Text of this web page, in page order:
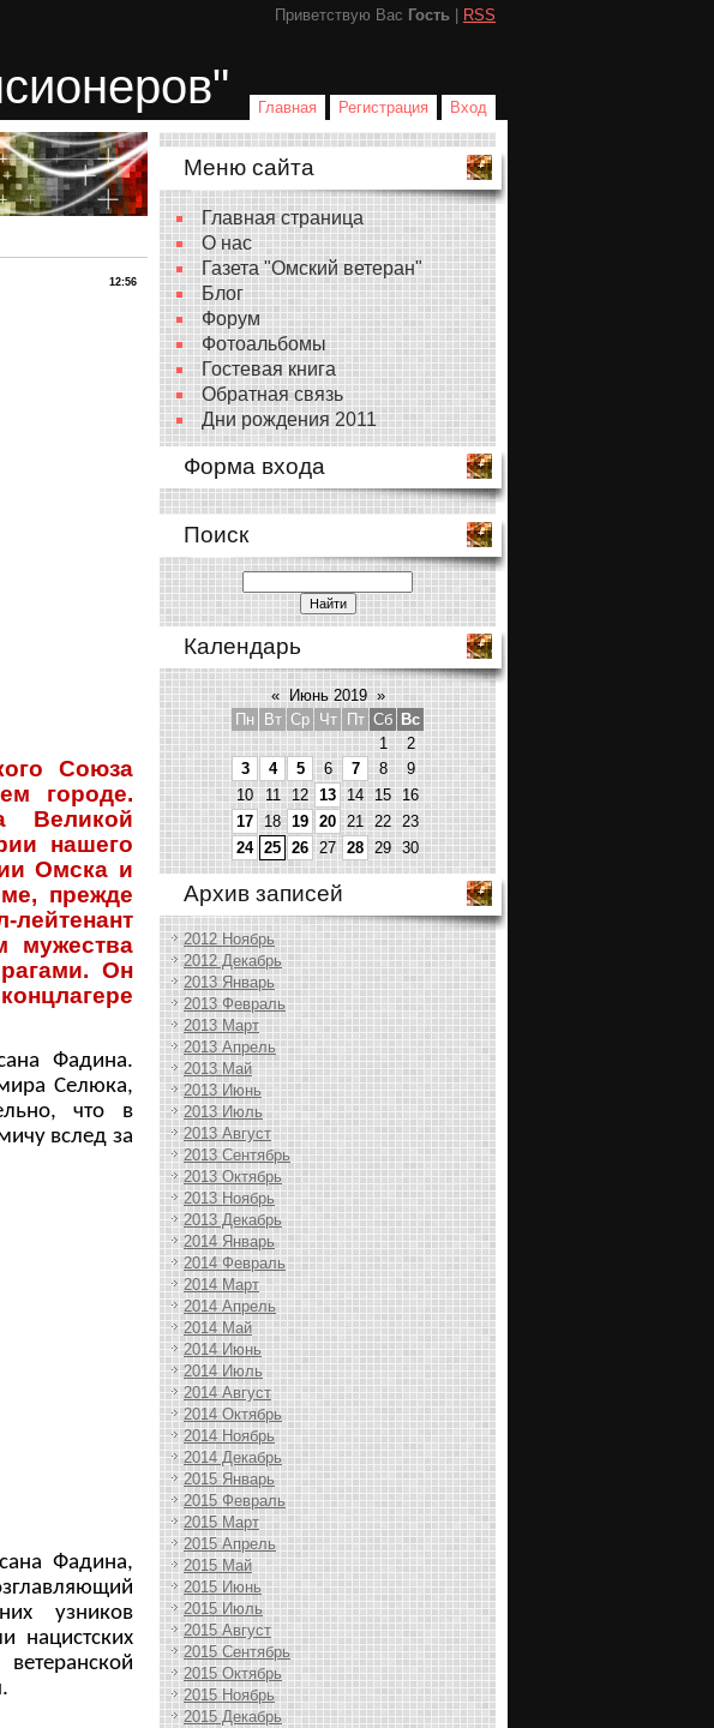
Приветствую Вас Гость RSS
Главная Регистрация Вход
12:56
Союза
городе.
Великой
нашего
Омска и
прежде
мужества
Он
Фадина.
Селюка,
что в
вслед за
Фадина,
узников
нацистских
Меню сайта
Главная страница
О нас
Газета "Омский ветеран"
Блог
Форум
Фотоальбомы
Гостевая книга
Обратная связь
Дни рождения 2011
Форма входа
Поиск
Календарь
« Июнь 2019 »
Пн
Вт Ср Чт Пт Сб Вс
1
2
3
4 5 6 7 8
9
10
11 12 13 14 15
16
17 18 19 20 21 22 23
24 25 26 27 28 29 30
Архив записей
2012 Ноябрь
2012 Декабрь
2013 Январь
2013 Февраль
2013 Март
2013 Апрель
2013 Май
2013 Июнь
2013 Июль
2013 Август
2013 Сентябрь
2013 Октябрь
2013 Ноябрь
2013 Декабрь
2014 Январь
2014 Февраль
2014 Март
2014 Апрель
2014 Май
2014 Июнь
2014 Июль
2014 Август
2014 Октябрь
2014 Ноябрь
2014 Декабрь
2015 Январь
2015 Февраль
2015 Март
2015 Апрель
2015 Май
2015 Июнь
2015 Июль
2015 Август
2015 Сентябрь
2015 Октябрь
2015 Ноябрь
2015 Декабрь